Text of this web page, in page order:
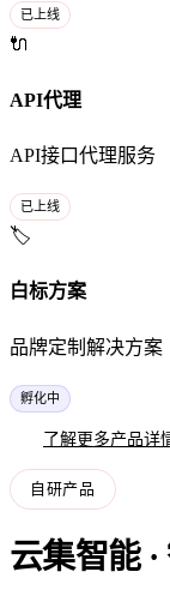
已上线
🔌
API代理
API接口代理服务
已上线
🏷️
白标方案
品牌定制解决方案
孵化中
了解更多产品详
自研产品
云集智能